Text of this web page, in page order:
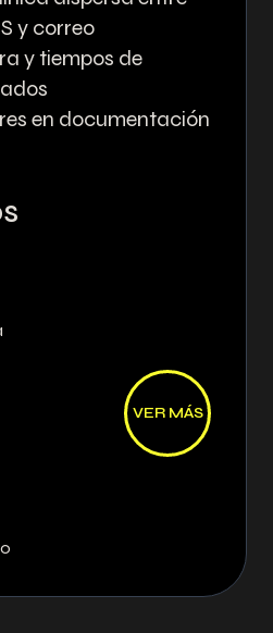
y correo
y tiempos de
en documentación
VER MÁS